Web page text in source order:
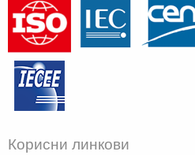
Корисни линкови